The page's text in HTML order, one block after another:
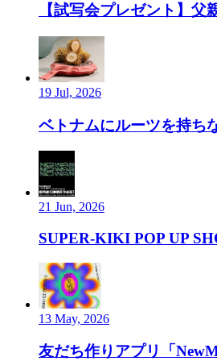
【試写会プレゼント】
19 Jul, 2026
ベトナムにルーツを持ち
21 Jun, 2026
SUPER-KIKI POP UP
13 May, 2026
友だち作りアプリ「